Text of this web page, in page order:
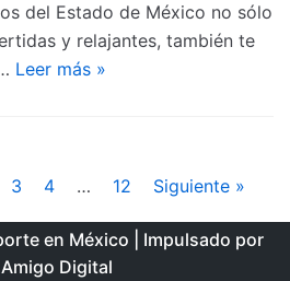
del Estado de México no sólo
y relajantes, también te
Leer más »
3 4 … 12 Siguiente »
en México | Impulsado por
Digital